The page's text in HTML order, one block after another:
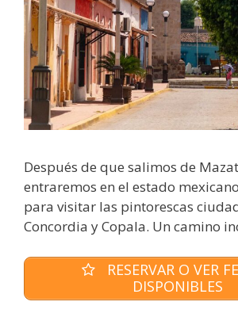
Después de que salimos de
entraremos en el estado
para visitar las pintorescas
Concordia y Copala. Un camino
RESERVAR O VER
DISPONIBLES